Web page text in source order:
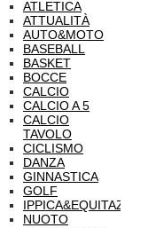
ATLETICA
ATTUALITÀ
AUTO&MOTO
BASEBALL
BASKET
BOCCE
CALCIO
CALCIO A 5
CALCIO
TAVOLO
CICLISMO
DANZA
GINNASTICA
GOLF
IPPICA&EQUITAZIONE
NUOTO